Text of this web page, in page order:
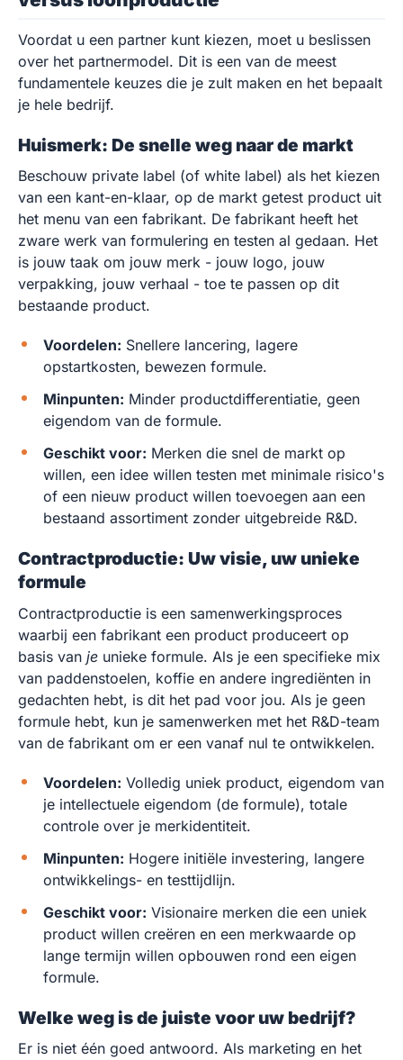
Voordat u een partner kunt kiezen, moet u beslissen
over het partnermodel. Dit is een van de meest
fundamentele keuzes die je zult maken en het bepaalt
je hele bedrijf.
Huismerk: De snelle weg naar de markt
Beschouw private label (of white label) als het kiezen
van een kant-en-klaar, op de markt getest product uit
het menu van een fabrikant. De fabrikant heeft het
zware werk van formulering en testen al gedaan. Het
is jouw taak om jouw merk - jouw logo, jouw
verpakking, jouw verhaal - toe te passen op dit
bestaande product.
Voordelen: Snellere lancering, lagere
opstartkosten, bewezen formule.
Minpunten: Minder productdifferentiatie, geen
eigendom van de formule.
Geschikt voor: Merken die snel de markt op
willen, een idee willen testen met minimale risico's
of een nieuw product willen toevoegen aan een
bestaand assortiment zonder uitgebreide R&D.
Contractproductie: Uw visie, uw unieke
formule
Contractproductie is een samenwerkingsproces
waarbij een fabrikant een product produceert op
basis van je unieke formule. Als je een specifieke mix
van paddenstoelen, koffie en andere ingrediënten in
gedachten hebt, is dit het pad voor jou. Als je geen
formule hebt, kun je samenwerken met het R&D-team
van de fabrikant om er een vanaf nul te ontwikkelen.
Voordelen: Volledig uniek product, eigendom van
je intellectuele eigendom (de formule), totale
controle over je merkidentiteit.
Minpunten: Hogere initiële investering, langere
ontwikkelings- en testtijdlijn.
Geschikt voor: Visionaire merken die een uniek
product willen creëren en een merkwaarde op
lange termijn willen opbouwen rond een eigen
formule.
Welke weg is de juiste voor uw bedrijf?
Er is niet één goed antwoord. Als marketing en het